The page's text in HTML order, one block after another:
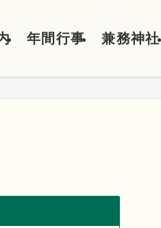
年間行事 兼務神社